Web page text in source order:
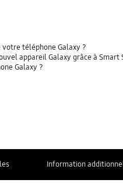
téléphone Galaxy ?
appareil Galaxy grâce à Smart
Galaxy ?
Information